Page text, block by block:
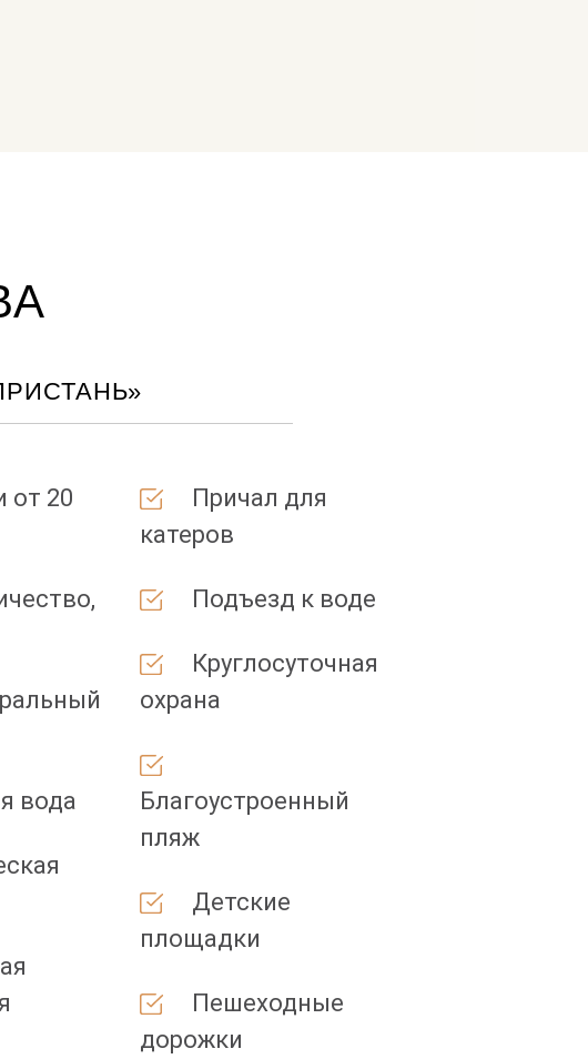
от 20
вода
Причал для
катеров
Подъезд к воде
Круглосуточная
охрана
Благоустроенный
пляж
Детские
площадки
Пешеходные
дорожки